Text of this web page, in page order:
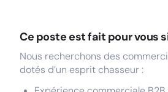
Ce poste est fait pour vous
Nous recherchons des
dotés d’un esprit chasseur :